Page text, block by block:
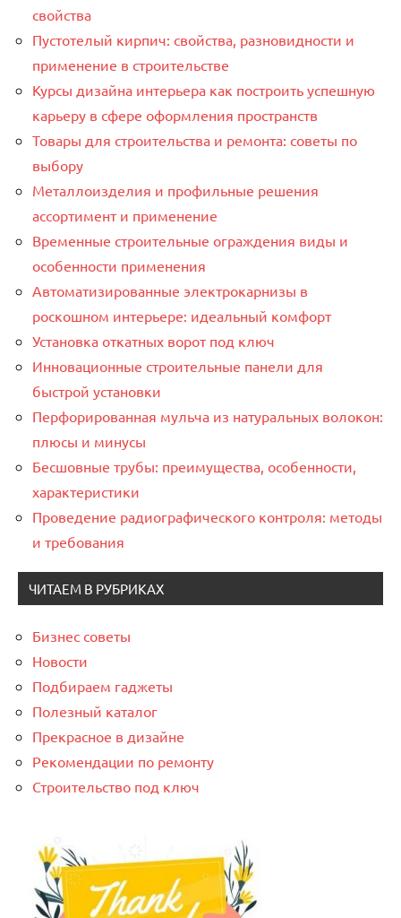
свойства
Пустотелый кирпич: свойства, разновидности и
применение в строительстве
Курсы дизайна интерьера как построить успешную
карьеру в сфере оформления пространств
Товары для строительства и ремонта: советы по
выбору
Металлоизделия и профильные решения
ассортимент и применение
Временные строительные ограждения виды и
особенности применения
Автоматизированные электрокарнизы в
роскошном интерьере: идеальный комфорт
Установка откатных ворот под ключ
Инновационные строительные панели для
быстрой установки
Перфорированная мульча из натуральных волокон:
плюсы и минусы
Бесшовные трубы: преимущества, особенности,
характеристики
Проведение радиографического контроля: методы
и требования
ЧИТАЕМ В РУБРИКАХ
Бизнес советы
Новости
Подбираем гаджеты
Полезный каталог
Прекрасное в дизайне
Рекомендации по ремонту
Строительство под ключ